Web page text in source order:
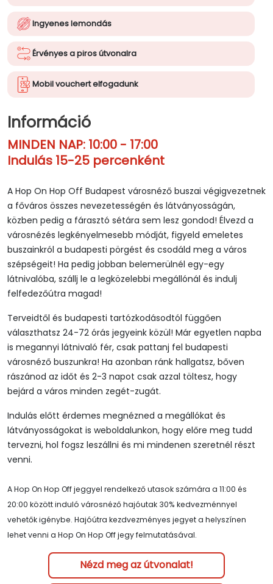
Ingyenes lemondás
Érvényes a piros útvonalra
Mobil vouchert elfogadunk
Információ
MINDEN NAP: 10:00 - 17:00
Indulás 15-25 percenként
A Hop On Hop Off Budapest városnéző buszai végigvezetnek
a főváros összes nevezetességén és látványosságán,
közben pedig a fárasztó sétára sem lesz gondod! Élvezd a
városnézés legkényelmesebb módját, figyeld emeletes
buszainkról a budapesti pörgést és csodáld meg a város
szépségeit! Ha pedig jobban belemerülnél egy-egy
látnivalóba, szállj le a legközelebbi megállónál és indulj
felfedezőútra magad!
Terveidtől és budapesti tartózkodásodtól függően
választhatsz 24-72 órás jegyeink közül! Már egyetlen napba
is megannyi látnivaló fér, csak pattanj fel budapesti
városnéző buszunkra! Ha azonban ránk hallgatsz, bőven
rászánod az időt és 2-3 napot csak azzal töltesz, hogy
bejárd a város minden zegét-zugát.
Indulás előtt érdemes megnézned a megállókat és
látványosságokat is weboldalunkon, hogy előre meg tudd
tervezni, hol fogsz leszállni és mi mindenen szeretnél részt
venni.
A Hop On Hop Off jeggyel rendelkező utasok számára a 11:00 és
20:00 között induló városnéző hajóutak 30% kedvezménnyel
vehetők igénybe. Hajóútra kezdvezményes jegyet a helyszínen
lehet venni a Hop On Hop Off jegy felmutatásával.
Nézd meg az útvonalat!